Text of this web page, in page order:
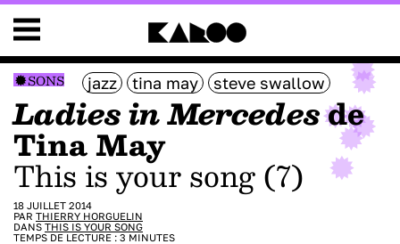
SONS jazz tina may steve swallow
Ladies in Mercedesde
Tina May
This is your song (7)
18 JUILLET 2014
PAR THIERRY HORGUELIN
DANS THIS IS YOUR SONG
TEMPS DE LECTURE : 3 MINUTES